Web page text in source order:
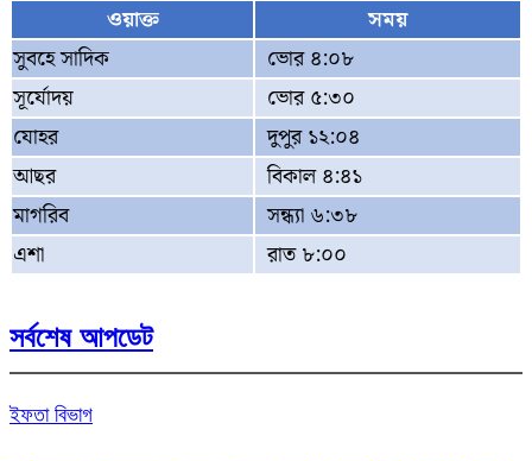
ওয়াক্ত
সময়
সুবহে সাদিক
ভোর ৪:০৮
সূর্যোদয়
ভোর ৫:৩০
যোহর
দুপুর ১২:০৪
আছর
বিকাল ৪:৪১
মাগরিব
সন্ধ্যা ৬:৩৮
এশা
রাত ৮:০০
সর্বশেষ আপডেট
ইফতা বিভাগ